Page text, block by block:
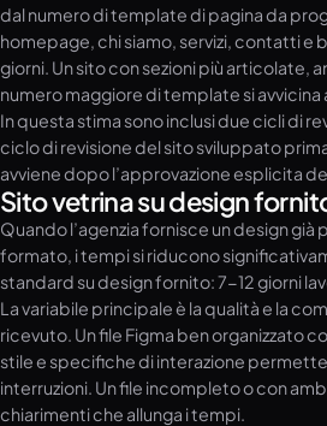
dal numero di template di pagina da
homepage, chi siamo, servizi, contatti e
giorni. Un sito con sezioni più articolate,
numero maggiore di template si avvicina
In questa stima sono inclusi due cicli di
ciclo di revisione del sito sviluppato
avviene dopo l’approvazione esplicita
Sito vetrina su design
Quando l’agenzia fornisce un design già
formato, i tempi si riducono
standard su design fornito: 7-12 giorni
La variabile principale è la qualità e la
ricevuto. Un file Figma ben organizzato
stile e specifiche di interazione
interruzioni. Un file incompleto o con
chiarimenti che allunga i tempi.